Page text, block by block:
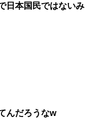
日本国民ではないみ
んだろうなw